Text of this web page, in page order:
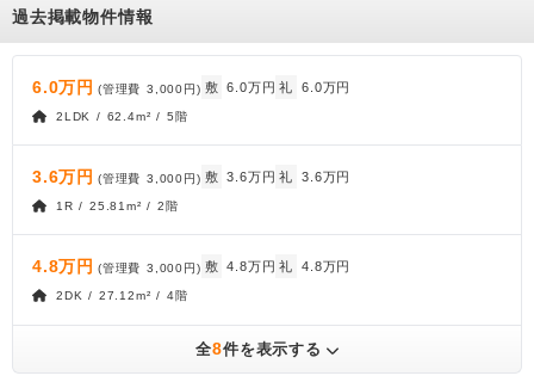
過去掲載物件情報
6.0万円 (管理費 3,000円) 敷 6.0万円 礼 6.0万円
2LDK / 62.4m² / 5階
3.6万円 (管理費 3,000円) 敷 3.6万円 礼 3.6万円
1R / 25.81m² / 2階
4.8万円 (管理費 3,000円) 敷 4.8万円 礼 4.8万円
2DK / 27.12m² / 4階
全8件を表示する